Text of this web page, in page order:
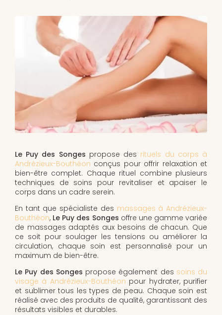
Le Puy des Songes propose des rituels du corps à
Andrézieux-Bouthéon conçus pour offrir relaxation et
bien-être complet. Chaque rituel combine plusieurs
techniques de soins pour revitaliser et apaiser le
corps dans un cadre serein.
En tant que spécialiste des massages à Andrézieux-
Bouthéon, Le Puy des Songes offre une gamme variée
de massages adaptés aux besoins de chacun. Que
ce soit pour soulager les tensions ou améliorer la
circulation, chaque soin est personnalisé pour un
maximum de bien-être.
Le Puy des Songes propose également des soins du
visage à Andrézieux-Bouthéon pour hydrater, purifier
et sublimer tous les types de peau. Chaque soin est
réalisé avec des produits de qualité, garantissant des
résultats visibles et durables.